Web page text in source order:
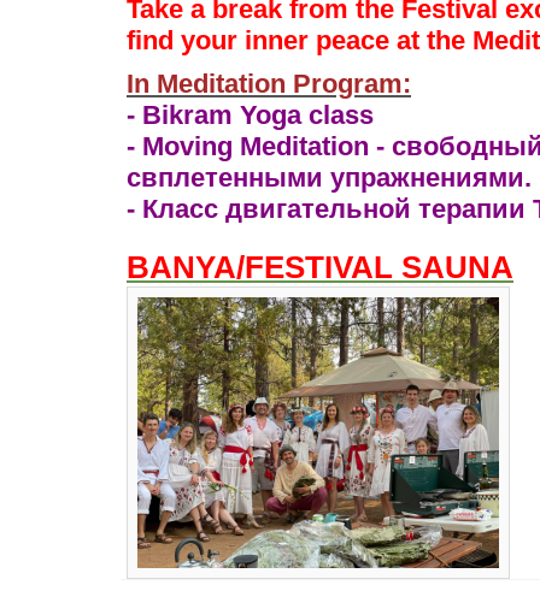
Take a break from the Festival
find your inner peace at the
In Meditation Program:
- Bikram Yoga class
- Moving Meditation -
свплетенными упражнениями.
- Класс двигательной терапии
BANYA/FESTIVAL SAUNA